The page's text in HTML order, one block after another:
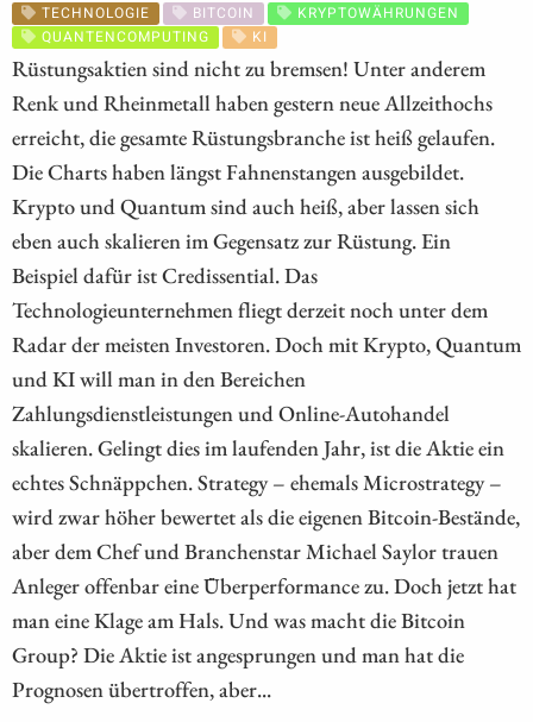
TECHNOLOGIE BITCOIN
KRYPTOWÄHRUNGEN
QUANTENCOMPUTING
KI
Rüstungsaktien sind nicht zu bremsen! Unter anderem
Renk und Rheinmetall haben gestern neue Allzeithochs
erreicht, die gesamte Rüstungsbranche ist heiß gelaufen.
Die Charts haben längst Fahnenstangen ausgebildet.
Krypto und Quantum sind auch heiß, aber lassen sich
eben auch skalieren im Gegensatz zur Rüstung. Ein
Beispiel dafür ist Credissential. Das
Technologieunternehmen fliegt derzeit noch unter dem
Radar der meisten Investoren. Doch mit Krypto, Quantum
und KI will man in den Bereichen
Zahlungsdienstleistungen und Online-Autohandel
skalieren. Gelingt dies im laufenden Jahr, ist die Aktie ein
echtes Schnäppchen. Strategy – ehemals Microstrategy –
wird zwar höher bewertet als die eigenen Bitcoin-Bestände,
aber dem Chef und Branchenstar Michael Saylor trauen
Anleger offenbar eine Überperformance zu. Doch jetzt hat
man eine Klage am Hals. Und was macht die Bitcoin
Group? Die Aktie ist angesprungen und man hat die
Prognosen übertroffen, aber...